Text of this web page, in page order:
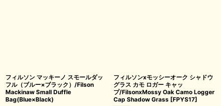
フィルソン マッキーノ スモールダッ
フル（ブルー×ブラック）/Filson
Mackinaw Small Duffle
Bag(Blue×Black)
フィルソンxモッシーオーク シャドウ
グラス カモ ロガー キャッ
プ/FilsonxMossy Oak Camo Logger
Cap Shadow Grass [FPYS17]